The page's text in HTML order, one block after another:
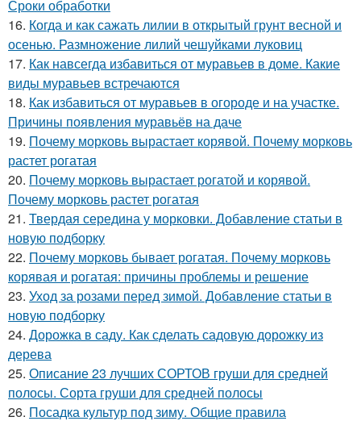
Сроки обработки
16. Когда и как сажать лилии в открытый грунт весной и
осенью. Размножение лилий чешуйками луковиц
17. Как навсегда избавиться от муравьев в доме. Какие
виды муравьев встречаются
18. Как избавиться от муравьев в огороде и на участке.
Причины появления муравьёв на даче
19. Почему морковь вырастает корявой. Почему морковь
растет рогатая
20. Почему морковь вырастает рогатой и корявой.
Почему морковь растет рогатая
21. Твердая середина у морковки. Добавление статьи в
новую подборку
22. Почему морковь бывает рогатая. Почему морковь
корявая и рогатая: причины проблемы и решение
23. Уход за розами перед зимой. Добавление статьи в
новую подборку
24. Дорожка в саду. Как сделать садовую дорожку из
дерева
25. Описание 23 лучших СОРТОВ груши для средней
полосы. Сорта груши для средней полосы
26. Посадка культур под зиму. Общие правила